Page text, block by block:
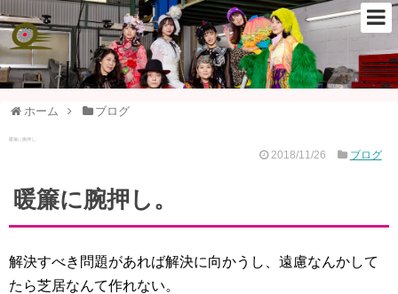
ホーム ブログ
暖簾に腕押し。
2018/11/26 ブログ
暖簾に腕押し。
解決すべき問題があれば解決に向かうし、遠慮なんかして
たら芝居なんて作れない。